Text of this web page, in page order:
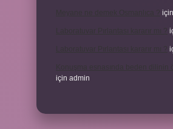
için
için admin